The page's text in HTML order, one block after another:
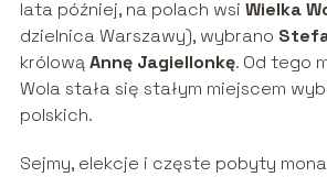
lata później, na polach wsi Wielka
dzielnica Warszawy), wybrano
królowąAnnę Jagiellonkę. Od tego
Wola stała się stałym miejscem
polskich.
Sejmy, elekcje i częste pobyty